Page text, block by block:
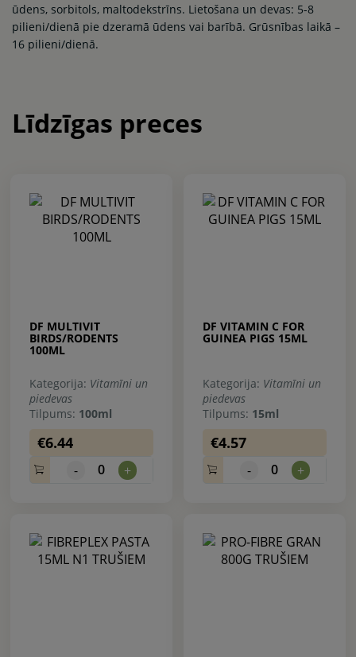
ūdens, sorbitols, maltodekstrīns. Lietošana un devas: 5-8
pilieni/dienā pie dzeramā ūdens vai barībā. Grūsnības laikā –
16 pilieni/dienā.
Līdzīgas preces
DF MULTIVIT
BIRDS/RODENTS
100ML
Kategorija: Vitamīni un
piedevas
Tilpums: 100ml
€6.44
- 0 +
DF VITAMIN C FOR
GUINEA PIGS 15ML
Kategorija: Vitamīni un
piedevas
Tilpums: 15ml
€4.57
- 0 +